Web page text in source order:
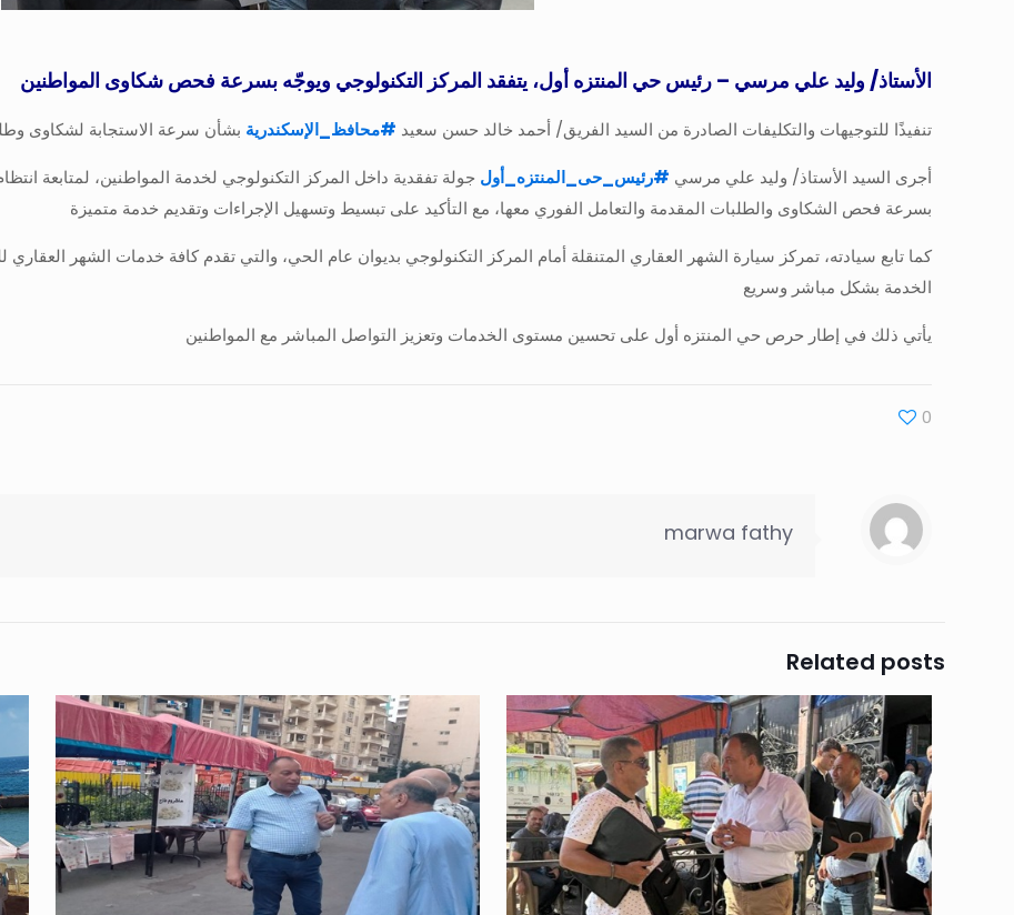
الأستاذ/ وليد علي مرسي – رئيس حي المنتزه أول، يتفقد المركز التكنولوجي ويوجّه بسرعة فحص شكاوى المواطنين
تنفيذًا للتوجيهات والتكليفات الصادرة من السيد الفريق/ أحمد خالد حسن سعيد #محافظ_الإسكندرية بشأن سرعة الاستجابة لشكاوى
أجرى السيد الأستاذ/ وليد علي مرسي #رئيس_حى_المنتزه_أول جولة تفقدية داخل المركز التكنولوجي لخدمة المواطنين، لمتابعة
بسرعة فحص الشكاوى والطلبات المقدمة والتعامل الفوري معها، مع التأكيد على تبسيط وتسهيل الإجراءات وتقديم خدمة متميزة
كما تابع سيادته، تمركز سيارة الشهر العقاري المتنقلة أمام المركز التكنولوجي بديوان عام الحي، والتي تقدم كافة خدمات الشهر
الخدمة بشكل مباشر وسريع
يأتي ذلك في إطار حرص حي المنتزه أول على تحسين مستوى الخدمات وتعزيز التواصل المباشر مع المواطنين
0
marwa fathy
Related posts